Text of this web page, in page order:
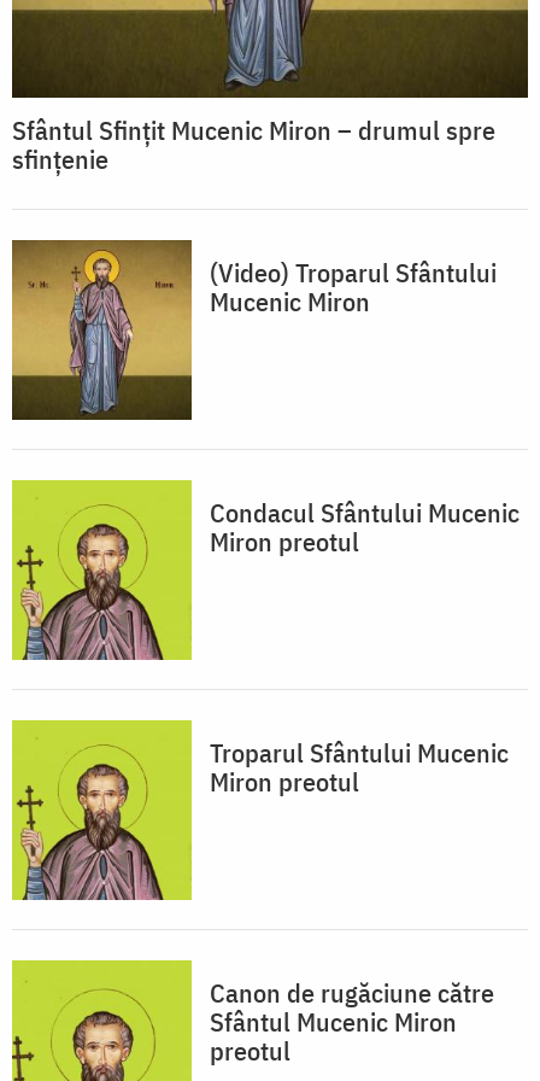
Sfântul Sfințit Mucenic Miron – drumul spre
sfințenie
(Video) Troparul Sfântului
Mucenic Miron
Condacul Sfântului Mucenic
Miron preotul
Troparul Sfântului Mucenic
Miron preotul
Canon de rugăciune către
Sfântul Mucenic Miron
preotul